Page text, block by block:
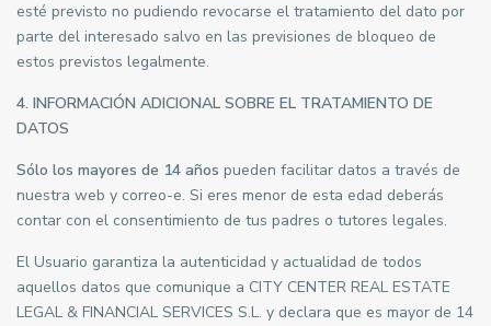
esté previsto no pudiendo revocarse el tratamiento del dato por
parte del interesado salvo en las previsiones de bloqueo de
estos previstos legalmente.
4. INFORMACIÓN ADICIONAL SOBRE EL TRATAMIENTO DE
DATOS
Sólo los mayores de 14 años pueden facilitar datos a través de
nuestra web y correo-e. Si eres menor de esta edad deberás
contar con el consentimiento de tus padres o tutores legales.
El Usuario garantiza la autenticidad y actualidad de todos
aquellos datos que comunique a CITY CENTER REAL ESTATE
LEGAL & FINANCIAL SERVICES S.L. y declara que es mayor de 14